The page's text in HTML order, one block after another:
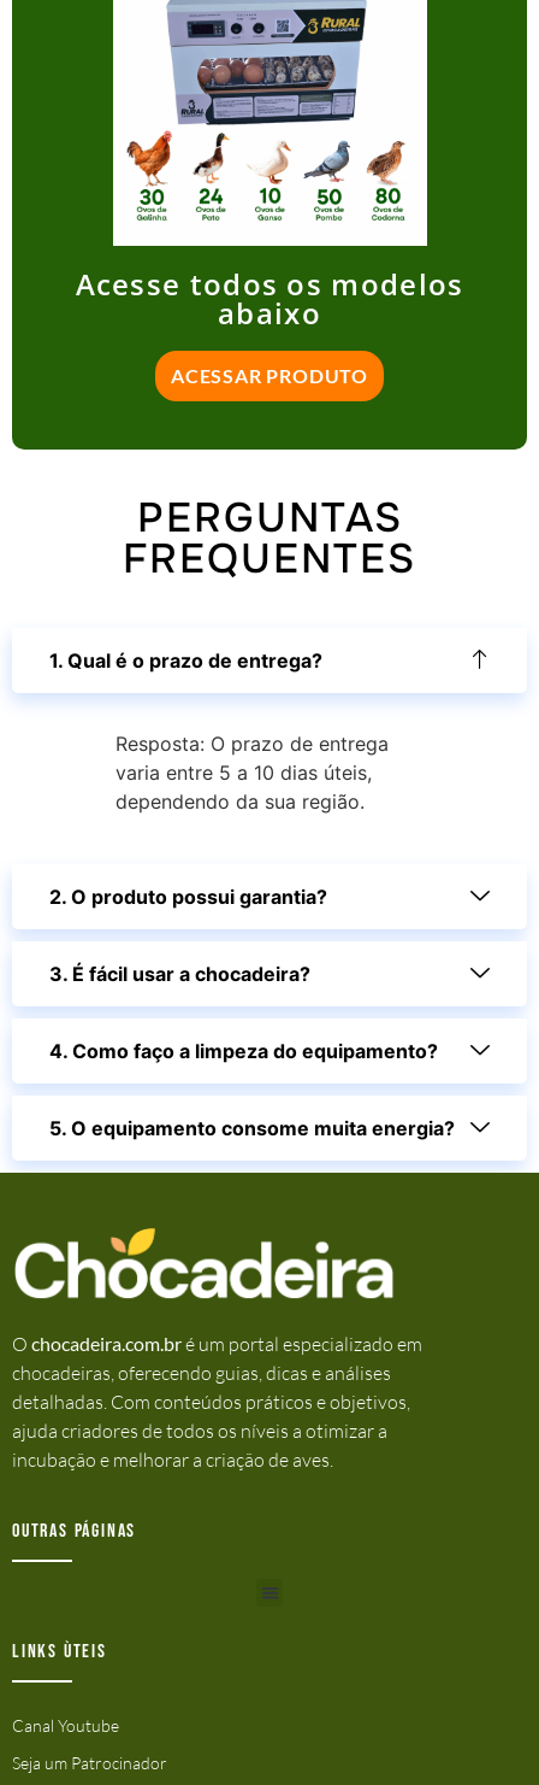
Acesse todos os modelos
abaixo
ACESSAR PRODUTO
PERGUNTAS
FREQUENTES
1. Qual é o prazo de entrega?
Resposta: O prazo de entrega
varia entre 5 a 10 dias úteis,
dependendo da sua região.
2. O produto possui garantia?
3. É fácil usar a chocadeira?
4. Como faço a limpeza do equipamento?
5. O equipamento consome muita energia?
O chocadeira.com.bré um portal especializado em
chocadeiras, oferecendo guias, dicas e análises
detalhadas. Com conteúdos práticos e objetivos,
ajuda criadores de todos os níveis a otimizar a
incubação e melhorar a criação de aves.
Outras Páginas
Links ùteis
Canal Youtube
Seja um Patrocinador